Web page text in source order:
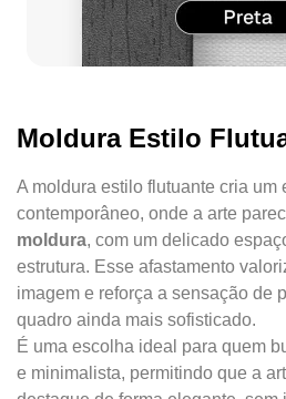
Moldura Estilo
A moldura estilo flutuante cria um
contemporâneo, onde a arte
moldura, com um delicado
estrutura. Esse afastamento
imagem e reforça a sensação de
quadro ainda mais sofisticado.
É uma escolha ideal para quem
e minimalista, permitindo que a